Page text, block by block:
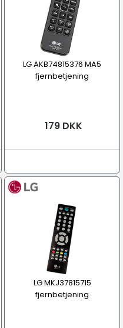
LG AKB74815376 MA5
fjernbetjening
179 DKK
LG MKJ37815715
fjernbetjening